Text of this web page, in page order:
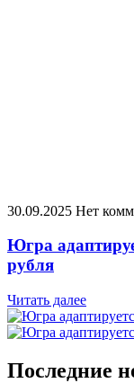
30.09.2025 Нет
Югра
рубля
Читать далее
Последние